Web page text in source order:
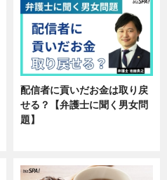
配信者に貢いだお金は取り戻
せる？【弁護士に聞く男女問
題】